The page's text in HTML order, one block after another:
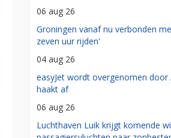
06 aug 26
Groningen vanaf nu verbonden
zeven uur rijden'
04 aug 26
easyJet wordt overgenomen door
haakt af
06 aug 26
Luchthaven Luik krijgt komende